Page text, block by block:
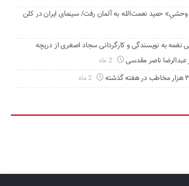
وحشیِ» حمید نعمت‌الله به آلمان رفت/ سینمای ایران در کلن
نغمه به نویسندگی و کارگردانی سجاد اصغری از دریچه
عبدالرضا ناصر مقدسی
2 ماه
2 ماه